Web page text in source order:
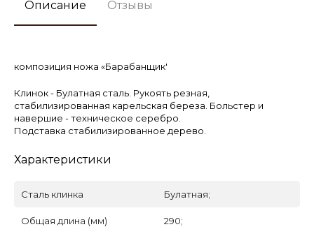
Описание Отзывы
композиция ножа «Барабанщик'
Клинок - Булатная сталь. Рукоять резная,
стабилизированная карельская береза. Больстер и
навершие - техническое серебро.
Подставка стабилизированное дерево.
Характеристики
Сталь клинка Булатная;
Общая длина (мм) 290;